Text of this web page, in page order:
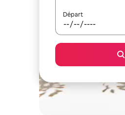
Départ